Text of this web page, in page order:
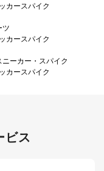
カースパイク
ツ
カースパイク
ニーカー・スパイク
カースパイク
ビス